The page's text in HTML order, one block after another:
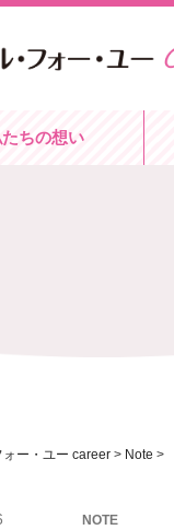
ちの想い
ォー・ユー career > Note >
NOTE